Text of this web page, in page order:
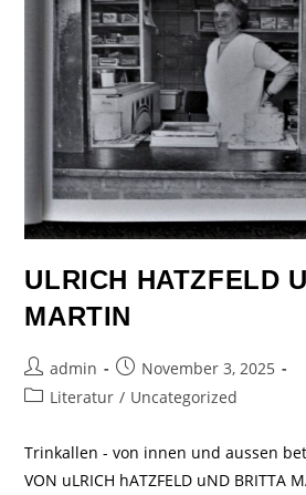
ULRICH HATZFELD
MARTIN
admin
November 3, 2025
Literatur / Uncategorized
Trinkallen - von innen und aussen
VON uLRICH hATZFELD uND BRITTA